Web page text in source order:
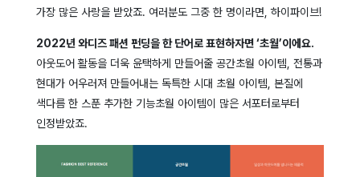
가장 많은 사랑을 받았죠. 여러분도 그중 한 명이라면, 하이파이브!
2022년 와디즈 패션 펀딩을 한 단어로 표현하자면 ‘초월’이에요.
아웃도어 활동을 더욱 윤택하게 만들어줄 공간초월 아이템, 전통과
현대가 어우러져 만들어내는 독특한 시대 초월 아이템, 본질에
색다름 한 스푼 추가한 기능초월 아이템이 많은 서포터로부터
인정받았죠.